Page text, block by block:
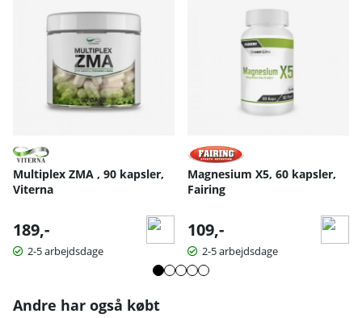
Multiplex ZMA , 90 kapsler,
Viterna
189,-
2-5 arbejdsdage
Magnesium X5, 60 kapsler,
Fairing
109,-
2-5 arbejdsdage
Andre har også købt